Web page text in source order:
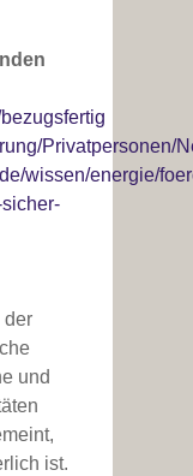
Privatpersonen/
wissen/energie/
der
und
ist.